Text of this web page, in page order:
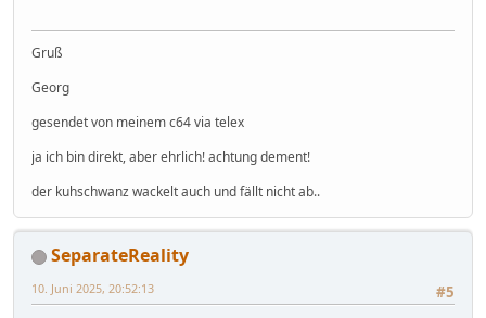
Gruß
Georg
gesendet von meinem c64 via telex
ja ich bin direkt, aber ehrlich! achtung dement!
der kuhschwanz wackelt auch und fällt nicht ab..
SeparateReality
#5
10. Juni 2025, 20:52:13